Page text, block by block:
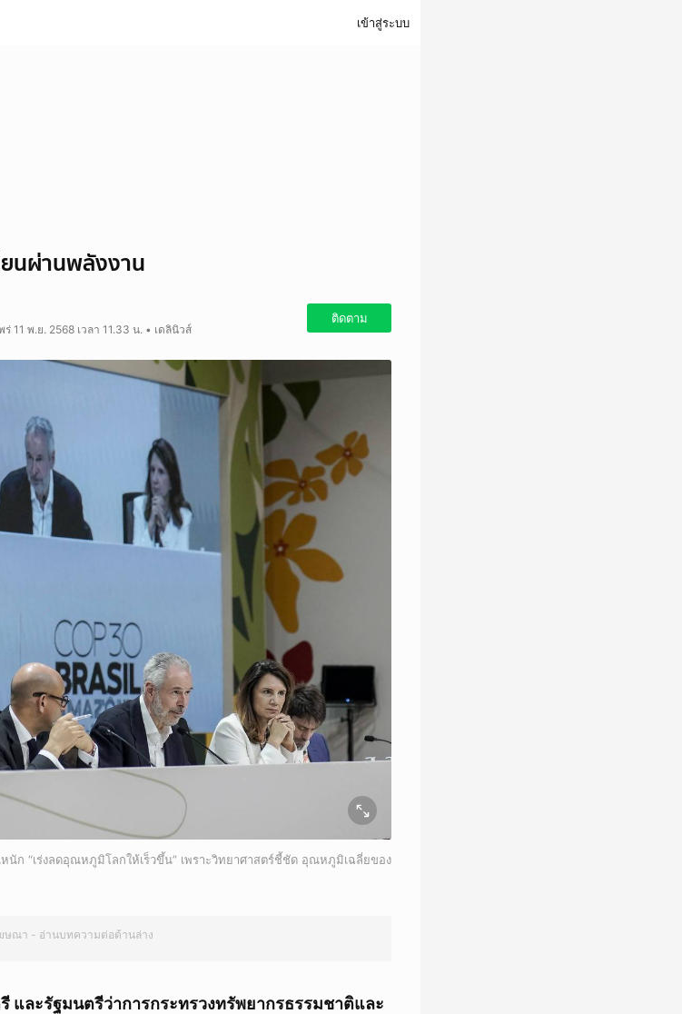
เข้าสู่ระบบ
ยนผ่านพลังงาน
11 พ.ย. 2568 เวลา 11.33 น. • เดลินิวส์
ติดตาม
หนัก “เร่งลดอุณหภูมิโลกให้เร็วขึ้น” เพราะวิทยาศาสตร์ชี้ชัด อุณหภูมิเฉลี่ยของ
ษณา - อ่านบทความต่อด้านล่าง
และรัฐมนตรีว่าการกระทรวงทรัพยากรธรรมชาติและ